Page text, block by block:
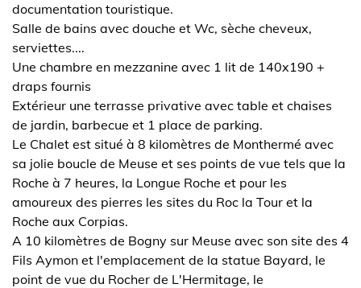
documentation touristique.
Salle de bains avec douche et Wc, sèche cheveux,
serviettes....
Une chambre en mezzanine avec 1 lit de 140x190 +
draps fournis
Extérieur une terrasse privative avec table et chaises
de jardin, barbecue et 1 place de parking.
Le Chalet est situé à 8 kilomètres de Monthermé avec
sa jolie boucle de Meuse et ses points de vue tels que la
Roche à 7 heures, la Longue Roche et pour les
amoureux des pierres les sites du Roc la Tour et la
Roche aux Corpias.
A 10 kilomètres de Bogny sur Meuse avec son site des 4
Fils Aymon et l'emplacement de la statue Bayard, le
point de vue du Rocher de L'Hermitage, le